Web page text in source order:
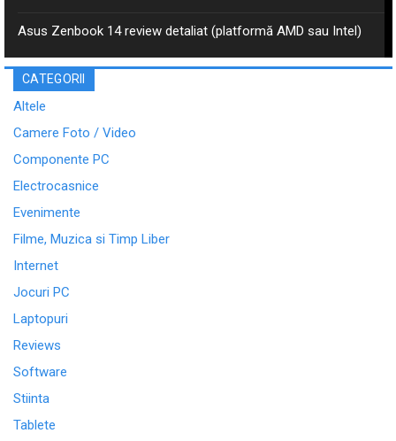
Asus Zenbook 14 review detaliat (platformă AMD sau Intel)
CATEGORII
Altele
Camere Foto / Video
Componente PC
Electrocasnice
Evenimente
Filme, Muzica si Timp Liber
Internet
Jocuri PC
Laptopuri
Reviews
Software
Stiinta
Tablete